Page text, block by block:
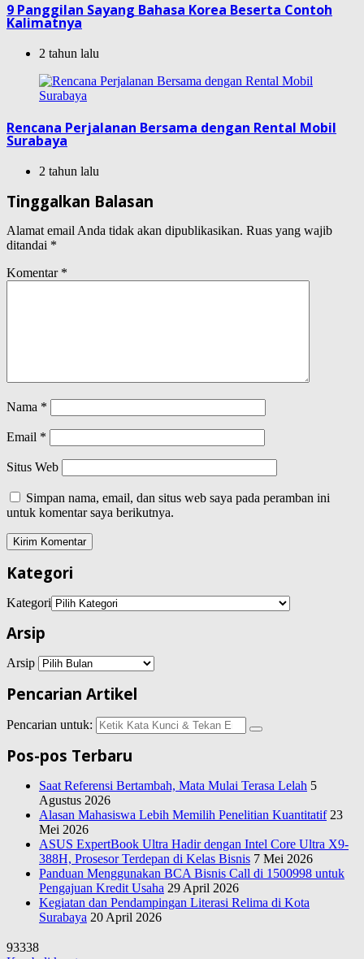
9 Panggilan Sayang Bahasa Korea Beserta Contoh
Kalimatnya
2 tahun lalu
Rencana Perjalanan Bersama dengan Rental Mobil
Surabaya
2 tahun lalu
Tinggalkan Balasan
Alamat email Anda tidak akan dipublikasikan. Ruas yang wajib
ditandai *
Komentar *
Nama *
Email *
Situs Web
Simpan nama, email, dan situs web saya pada peramban ini
untuk komentar saya berikutnya.
Kategori
Kategori
Arsip
Arsip
Pencarian Artikel
Pencarian untuk:
Pos-pos Terbaru
Saat Referensi Bertambah, Mata Mulai Terasa Lelah 5
Agustus 2026
Alasan Mahasiswa Lebih Memilih Penelitian Kuantitatif 23
Mei 2026
ASUS ExpertBook Ultra Hadir dengan Intel Core Ultra X9-
388H, Prosesor Terdepan di Kelas Bisnis 7 Mei 2026
Panduan Menggunakan BCA Bisnis Call di 1500998 untuk
Pengajuan Kredit Usaha 29 April 2026
Kegiatan dan Pendampingan Literasi Relima di Kota
Surabaya 20 April 2026
93338